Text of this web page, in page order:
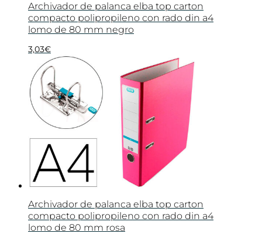
Archivador de palanca elba top carton
compacto polipropileno con rado din a4
lomo de 80 mm negro
3,03€
Archivador de palanca elba top carton
compacto polipropileno con rado din a4
lomo de 80 mm rosa